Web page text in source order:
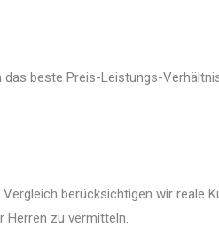
beste Preis-Leistungs-
berücksichtigen wir reale
Herren zu vermitteln.